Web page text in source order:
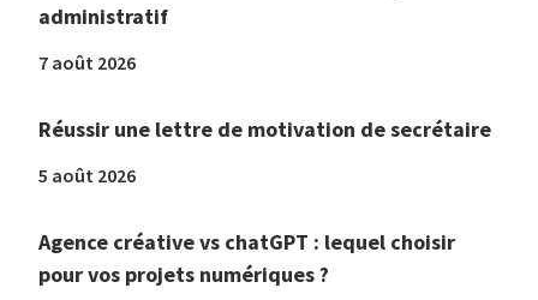
administratif
7 août 2026
Réussir une lettre de motivation de secrétaire
5 août 2026
Agence créative vs chatGPT : lequel choisir
pour vos projets numériques ?